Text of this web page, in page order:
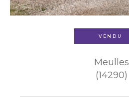
VENDU
Meulles
(14290)